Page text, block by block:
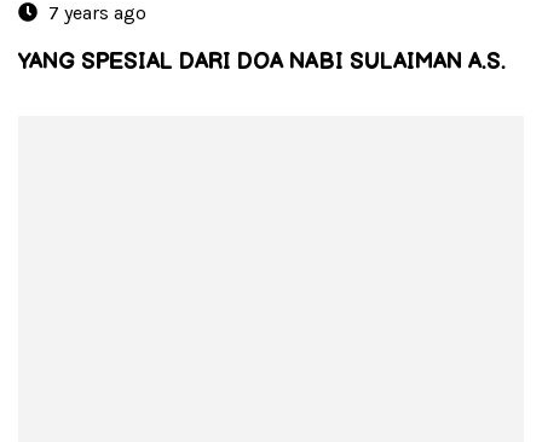
7 years ago
YANG SPESIAL DARI DOA NABI SULAIMAN A.S.